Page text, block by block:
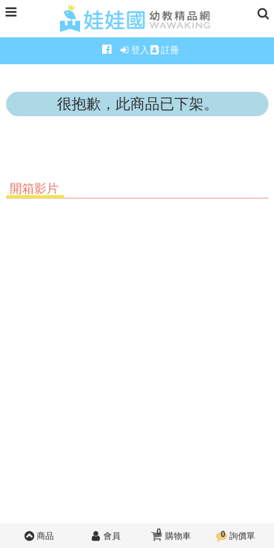
登入 註冊
很抱歉，此商品已下架。
開箱影片
商品 會員 0 購物車 0 詢價單